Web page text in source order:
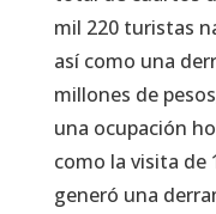
mil 220 turistas
así como una
millones de
una ocupación
como la visita de
generó una